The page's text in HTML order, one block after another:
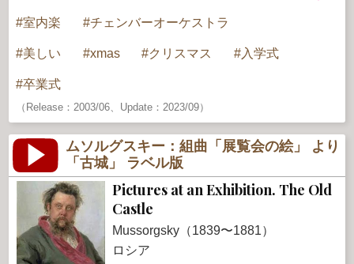
室内楽 チェンバーオーケストラ
美しい xmas クリスマス 入学式
卒業式
（Release：2003/06、Update：2023/09）
ムソルグスキー：組曲「展覧会の絵」 より
「古城」 ラベル版
Pictures at an Exhibition. The Old
Castle
Mussorgsky（1839〜1881）
ロシア